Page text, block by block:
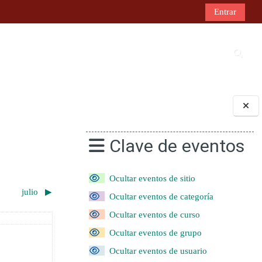
Bloques
Clave de eventos
Ocultar eventos de sitio
Ocultar eventos de categoría
Ocultar eventos de curso
Ocultar eventos de grupo
Ocultar eventos de usuario
Entrar
julio ▶︎
sábado, 7 junio